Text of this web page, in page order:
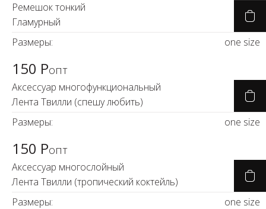
Ремешок тонкий
Гламурный
Размеры:
one size
150 Ропт
Аксессуар многофункциональный
Лента Твилли (спешу любить)
Размеры:
one size
150 Ропт
Аксессуар многослойный
Лента Твилли (тропический коктейль)
Размеры:
one size